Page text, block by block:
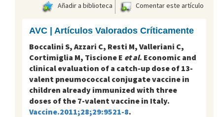
Añadir a biblioteca
Comentar este artículo
AVC | Artículos Valorados Críticamente
Boccalini S, Azzari C, Resti M, Valleriani C,
Cortimiglia M, Tiscione E et al. Economic and
clinical evaluation of a catch-up dose of 13-
valent pneumococcal conjugate vaccine in
children already immunized with three
doses of the 7-valent vaccine in Italy.
Vaccine.2011;28;29:9521-8.